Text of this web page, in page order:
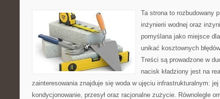
Ta strona to rozbudowany
inżynierii wodnej oraz
pomyślana jako miejsce
unikać kosztownych
Treści są prowadzone w
nacisk kładziony jest na
zainteresowania znajduje się woda w ujęciu infrastrukturalnym:
kondycjonowanie, przesył oraz racjonalne zużycie. Równolegle